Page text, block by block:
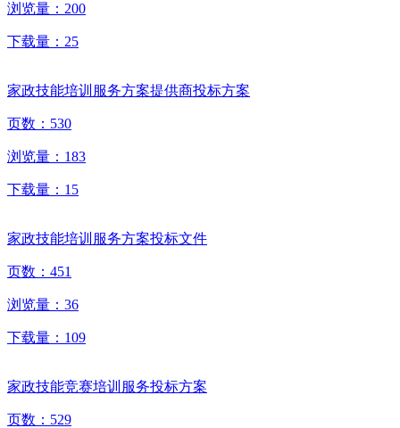
浏览量： 200
下载量： 25
家政技能培训服务方案提供商投标方案
页数： 530
浏览量： 183
下载量： 15
家政技能培训服务方案投标文件
页数： 451
浏览量： 36
下载量： 109
家政技能竞赛培训服务投标方案
页数： 529